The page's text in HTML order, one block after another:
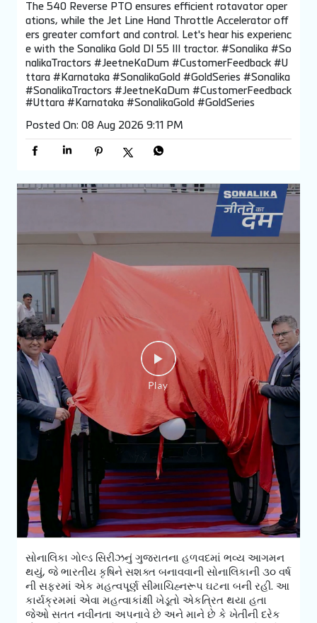
The 540 Reverse PTO ensures efficient rotavator oper
ations, while the Jet Line Hand Throttle Accelerator off
ers greater comfort and control. Let's hear his experienc
e with the Sonalika Gold DI 55 III tractor. #Sonalika #So
nalikaTractors #JeetneKaDum #CustomerFeedback #U
ttara #Karnataka #SonalikaGold #GoldSeries #Sonalika
#SonalikaTractors #JeetneKaDum #CustomerFeedback
#Uttara #Karnataka #SonalikaGold #GoldSeries
Posted On: 08 Aug 2026 9:11 PM
સોનાલિકા ગોલ્ડ સિરીઝનું ગુજરાતના હળવદમાં ભવ્ય આગમન
થયું, જે ભારતીય કૃષિને સશક્ત બનાવવાની સોનાલિકાની ૩૦ વર્ષ
ની સફરમાં એક મહત્વપૂર્ણ સીમાચિહ્નરૂપ ઘટના બની રહી. આ
કાર્યક્રમમાં એવા મહત્વાકાંક્ષી ખેડૂતો એકત્રિત થયા હતા
જેઓ સતત નવીનતા અપનાવે છે અને માને છે કે ખેતીની દરેક